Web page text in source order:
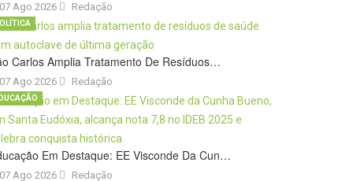
07 Ago 2026 Redação
Carlos Amplia Tratamento De Resíduos…
07 Ago 2026 Redação
Em Destaque: EE Visconde Da Cun…
07 Ago 2026 Redação